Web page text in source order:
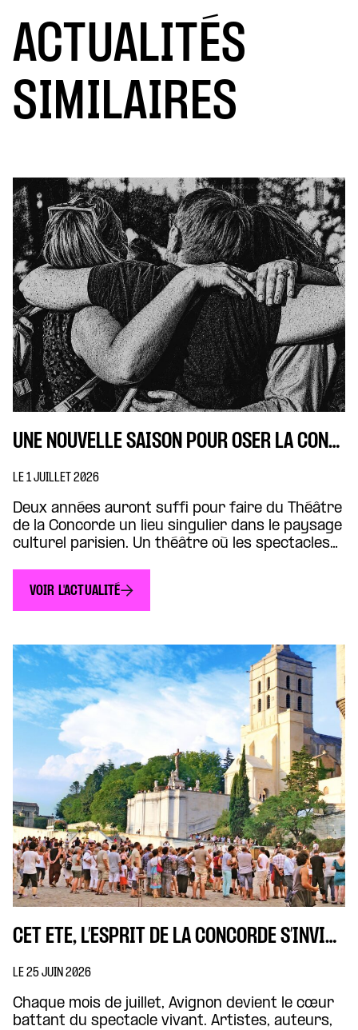
ACTUALITÉS
SIMILAIRES
UNE NOUVELLE SAISON POUR OSER LA CONCORDE
LE 1 JUILLET 2026
Deux années auront suffi pour faire du Théâtre
de la Concorde un lieu singulier dans le paysage
culturel parisien. Un théâtre où les spectacles
démocratiques, où les artistes croisent
journalistes, chercheurs, citoyennes et
citoyens, où les œuvres ouvrent des
Cette nouvelle saison s’inscrit dans […]
VOIR L'ACTUALITÉ
CET ÉTÉ, L’ESPRIT DE LA CONCORDE S’INVITE À AVIGNON
LE 25 JUIN 2026
Chaque mois de juillet, Avignon devient le cœur
battant du spectacle vivant. Artistes, auteurs,